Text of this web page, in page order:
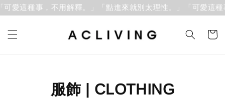
種事，不用解釋。」「點進來就別太理性。」「可愛這種事，
服飾 | CLOTHING